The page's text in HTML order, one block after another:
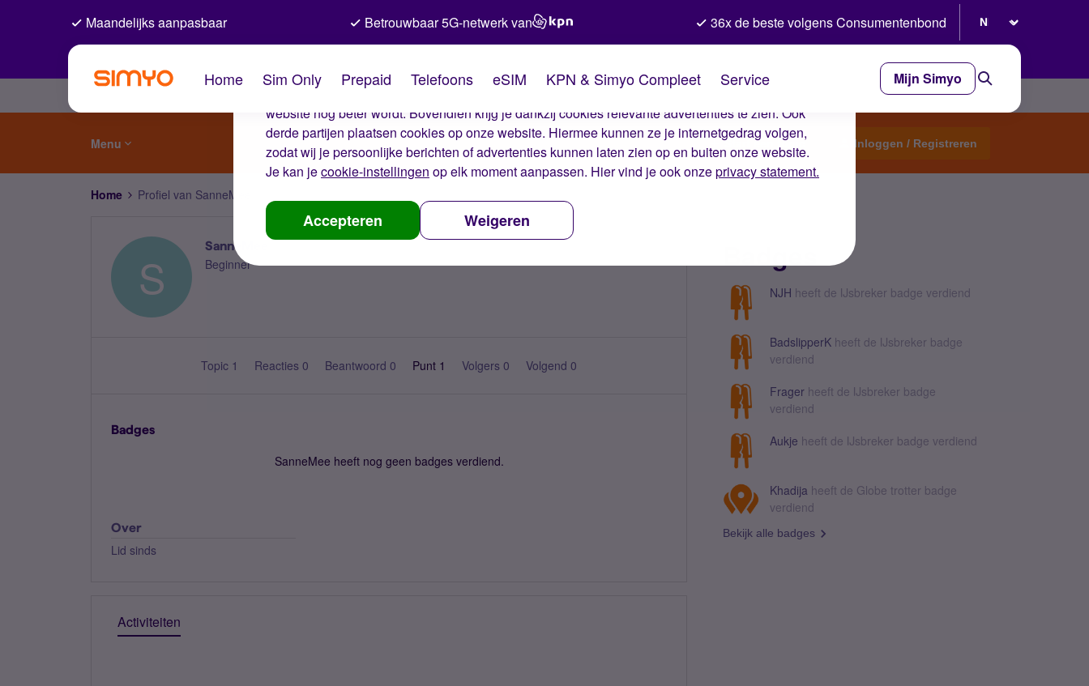
De cookies van Simyo
Wij gebruiken cookies op onze website. Met deze cookies zorgen wij ervoor dat je ervaring op de
website nog beter wordt. Bovendien krijg je dankzij cookies relevante advertenties te zien. Ook
derde partijen plaatsen cookies op onze website. Hiermee kunnen ze je internetgedrag volgen,
zodat wij je persoonlijke berichten of advertenties kunnen laten zien op en buiten onze website.
Je kan jecookie-instellingen op elk moment aanpassen. Hier vind je ook onzeprivacy statement.
Accepteren Weigeren
Maandelijks aanpasbaar Betrouwbaar 5G-netwerk van 36x de beste volgens Consumentenbond
Home Sim Only Prepaid Telefoons eSIM KPN & Simyo Compleet Service Mijn Simyo
Menu Start een topic Inloggen / Registreren
Home Profiel van SanneMee
S
SanneMee
Beginner
Topic 1 Reacties 0 Beantwoord 0 Punt 1 Volgers 0 Volgend 0
Badges
SanneMee heeft nog geen badges verdiend.
Over
Lid sinds
Activiteiten
NJH heeft de IJsbreker badge verdiend
BadslipperK heeft de IJsbreker badge
verdiend
Frager heeft de IJsbreker badge
verdiend
Aukje heeft de IJsbreker badge verdiend
Khadija heeft de Globe trotter badge
verdiend
Bekijk alle badges